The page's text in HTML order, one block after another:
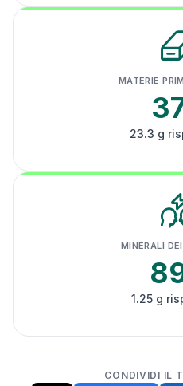
MATERIE
23.3 g
MINERALI
1.25 g
CONDIVIDI IL